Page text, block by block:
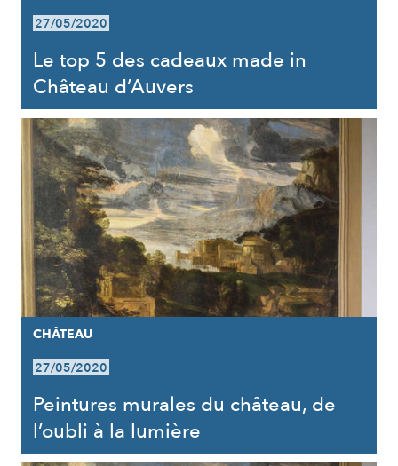
27/05/2020
Le top 5 des cadeaux made in
Château d’Auvers
CHÂTEAU
27/05/2020
Peintures murales du château, de
l’oubli à la lumière